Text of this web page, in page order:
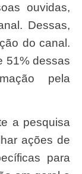
ouvidas,
Dessas,
do canal.
51% dessas
pela
ações de
para